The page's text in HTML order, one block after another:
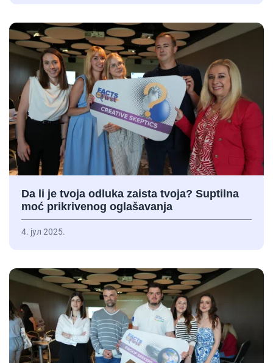
Da li je tvoja odluka zaista tvoja? Suptilna
moć prikrivenog oglašavanja
4. јул 2025.